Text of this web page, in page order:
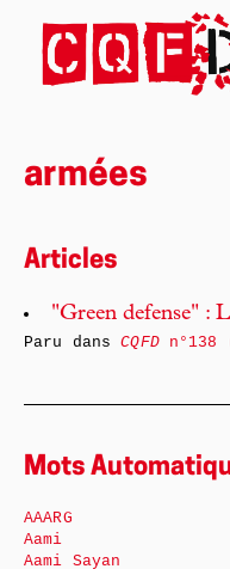
armées
Articles
"Green defense" :
Paru dansCQFDn°138
Mots
AAARG
Aami
Aami Sayan